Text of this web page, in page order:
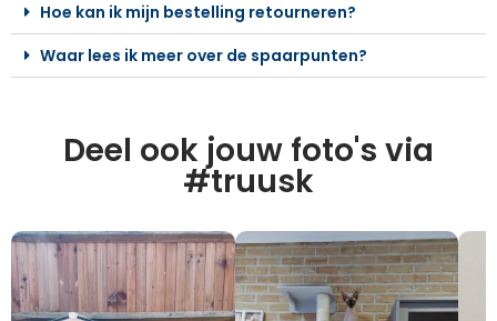
Hoe kan ik mijn bestelling retourneren?
Waar lees ik meer over de spaarpunten?
Deel ook jouw foto's via
#truusk